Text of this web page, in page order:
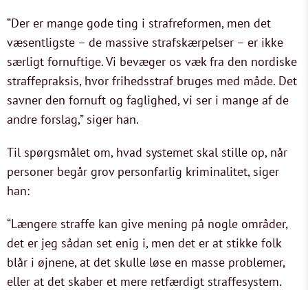
“Der er mange gode ting i strafreformen, men det
væsentligste – de massive strafskærpelser – er ikke
særligt fornuftige. Vi bevæger os væk fra den nordiske
straffepraksis, hvor frihedsstraf bruges med måde. Det
savner den fornuft og faglighed, vi ser i mange af de
andre forslag,” siger han.
Til spørgsmålet om, hvad systemet skal stille op, når
personer begår grov personfarlig kriminalitet, siger
han:
“Længere straffe kan give mening på nogle områder,
det er jeg sådan set enig i, men det er at stikke folk
blår i øjnene, at det skulle løse en masse problemer,
eller at det skaber et mere retfærdigt straffesystem.